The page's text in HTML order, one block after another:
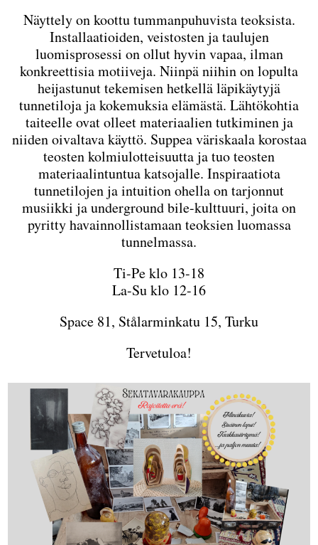
Näyttely on koottu tummanpuhuvista teoksista.
Installaatioiden, veistosten ja taulujen
luomisprosessi on ollut hyvin vapaa, ilman
konkreettisia motiiveja. Niinpä niihin on lopulta
heijastunut tekemisen hetkellä läpikäytyjä
tunnetiloja ja kokemuksia elämästä. Lähtökohtia
taiteelle ovat olleet materiaalien tutkiminen ja
niiden oivaltava käyttö. Suppea väriskaala korostaa
teosten kolmiulotteisuutta ja tuo teosten
materiaalintuntua katsojalle. Inspiraatiota
tunnetilojen ja intuition ohella on tarjonnut
musiikki ja underground bile-kulttuuri, joita on
pyritty havainnollistamaan teoksien luomassa
tunnelmassa.
Ti-Pe klo 13-18
La-Su klo 12-16
Space 81, Stålarminkatu 15, Turku
Tervetuloa!